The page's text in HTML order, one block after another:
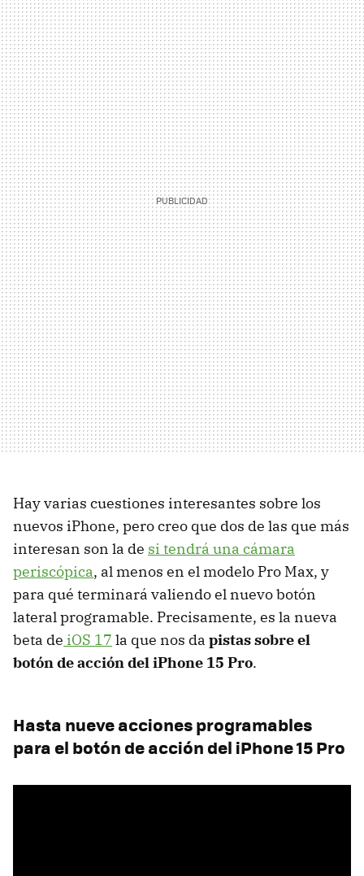
Hay varias cuestiones interesantes sobre los
nuevos iPhone, pero creo que dos de las que más
interesan son la de si tendrá una cámara
periscópica, al menos en el modelo Pro Max, y
para qué terminará valiendo el nuevo botón
lateral programable. Precisamente, es la nueva
beta de iOS 17 la que nos da pistas sobre el
botón de acción del iPhone 15 Pro.
Hasta nueve acciones programables
para el botón de acción del iPhone 15 Pro